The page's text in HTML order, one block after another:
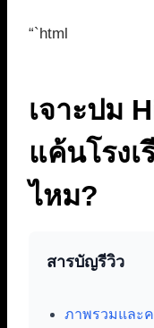
“`html
เจาะปม
แค้นโรง
ไหม?
สารบัญรีวิว
ภาพรวมและ